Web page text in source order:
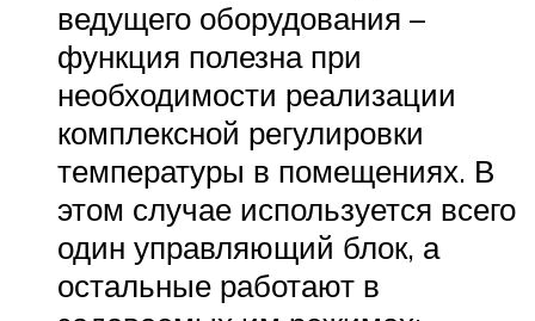
ведущего оборудования –
функция полезна при
необходимости реализации
комплексной регулировки
температуры в помещениях. В
этом случае используется всего
один управляющий блок, а
остальные работают в